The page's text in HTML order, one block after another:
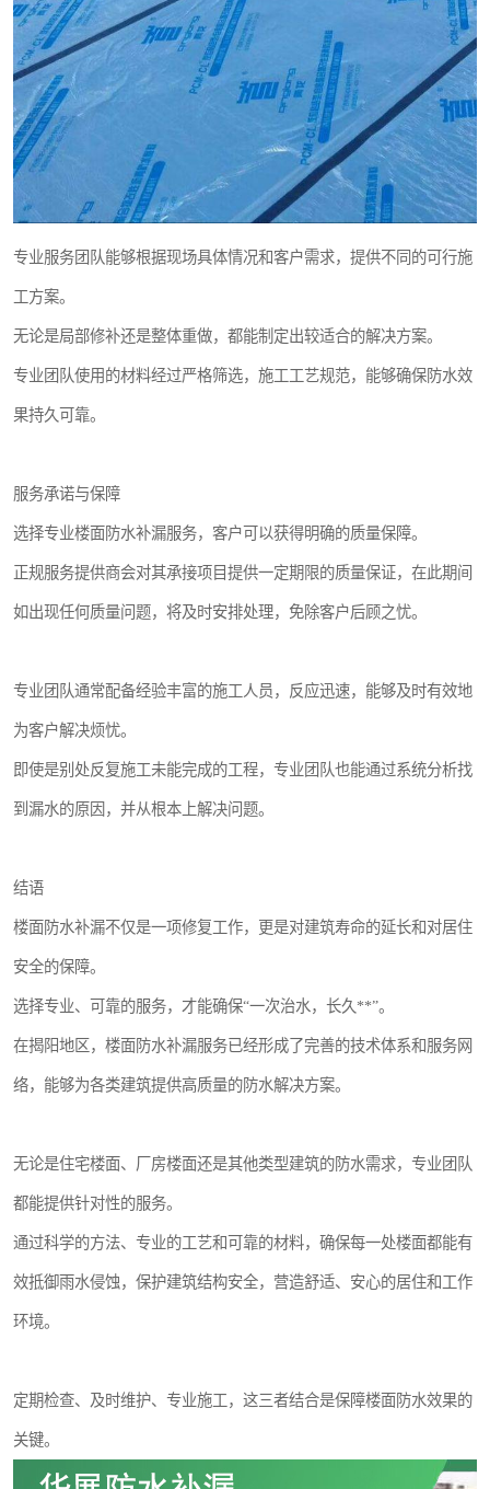
专业服务团队能够根据现场具体情况和客户需求，提供不同的可行施
工方案。
无论是局部修补还是整体重做，都能制定出较适合的解决方案。
专业团队使用的材料经过严格筛选，施工工艺规范，能够确保防水效
果持久可靠。
服务承诺与保障
选择专业楼面防水补漏服务，客户可以获得明确的质量保障。
正规服务提供商会对其承接项目提供一定期限的质量保证，在此期间
如出现任何质量问题，将及时安排处理，免除客户后顾之忧。
专业团队通常配备经验丰富的施工人员，反应迅速，能够及时有效地
为客户解决烦忧。
即使是别处反复施工未能完成的工程，专业团队也能通过系统分析找
到漏水的原因，并从根本上解决问题。
结语
楼面防水补漏不仅是一项修复工作，更是对建筑寿命的延长和对居住
安全的保障。
选择专业、可靠的服务，才能确保“一次治水，长久**”。
在揭阳地区，楼面防水补漏服务已经形成了完善的技术体系和服务网
络，能够为各类建筑提供高质量的防水解决方案。
无论是住宅楼面、厂房楼面还是其他类型建筑的防水需求，专业团队
都能提供针对性的服务。
通过科学的方法、专业的工艺和可靠的材料，确保每一处楼面都能有
效抵御雨水侵蚀，保护建筑结构安全，营造舒适、安心的居住和工作
环境。
定期检查、及时维护、专业施工，这三者结合是保障楼面防水效果的
关键。